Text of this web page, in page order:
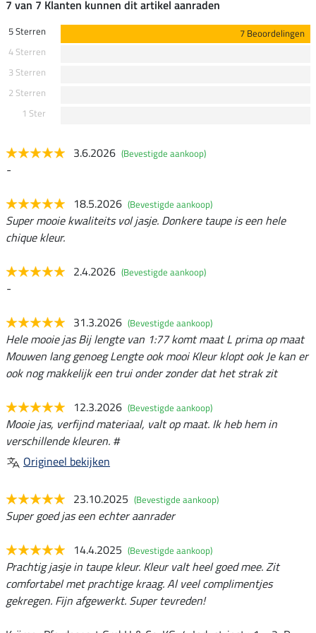
7 van 7 Klanten kunnen dit artikel aanraden
5 Sterren
7 Beoordelingen
4 Sterren
3 Sterren
2 Sterren
1 Ster
3.6.2026 (Bevestigde aankoop)
-
18.5.2026 (Bevestigde aankoop)
Super mooie kwaliteits vol jasje. Donkere taupe is een hele
chique kleur.
2.4.2026 (Bevestigde aankoop)
-
31.3.2026 (Bevestigde aankoop)
Hele mooie jas Bij lengte van 1:77 komt maat L prima op maat
Mouwen lang genoeg Lengte ook mooi Kleur klopt ook Je kan er
ook nog makkelijk een trui onder zonder dat het strak zit
12.3.2026 (Bevestigde aankoop)
Mooie jas, verfijnd materiaal, valt op maat. Ik heb hem in
verschillende kleuren. #
Origineel bekijken
23.10.2025 (Bevestigde aankoop)
Super goed jas een echter aanrader
14.4.2025 (Bevestigde aankoop)
Prachtig jasje in taupe kleur. Kleur valt heel goed mee. Zit
comfortabel met prachtige kraag. Al veel complimentjes
gekregen. Fijn afgewerkt. Super tevreden!